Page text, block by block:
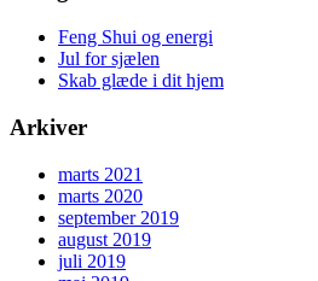
Feng Shui og energi
Jul for sjælen
Skab glæde i dit hjem
Arkiver
marts 2021
marts 2020
september 2019
august 2019
juli 2019